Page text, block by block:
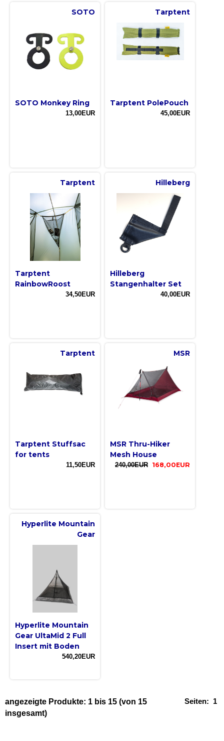
SOTO
SOTO Monkey Ring
13,00EUR
Tarptent
Tarptent PolePouch
45,00EUR
Tarptent
Tarptent
RainbowRoost
34,50EUR
Hilleberg
Hilleberg
Stangenhalter Set
40,00EUR
Tarptent
Tarptent Stuffsac
for tents
11,50EUR
MSR
MSR Thru-Hiker
Mesh House
240,00EUR 168,00EUR
Hyperlite Mountain
Gear
Hyperlite Mountain
Gear UltaMid 2 Full
Insert mit Boden
540,20EUR
Seiten: 1
angezeigte Produkte: 1 bis 15 (von 15
insgesamt)